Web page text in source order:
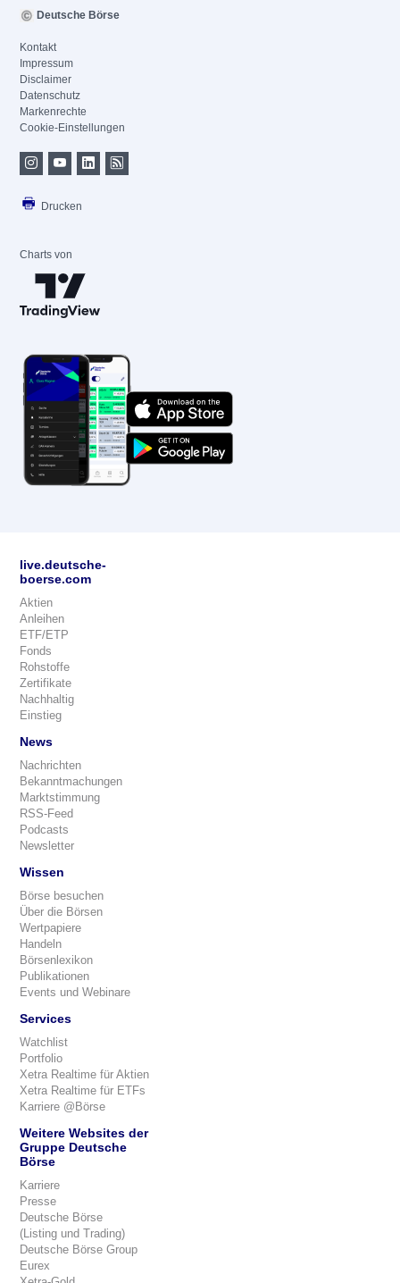
Deutsche Börse
Kontakt
Impressum
Disclaimer
Datenschutz
Markenrechte
Cookie-Einstellungen
Drucken
Charts von
live.deutsche-
boerse.com
Aktien
Anleihen
ETF/ETP
Fonds
Rohstoffe
Zertifikate
Nachhaltig
Einstieg
News
Nachrichten
Bekanntmachungen
Marktstimmung
RSS-Feed
Podcasts
Newsletter
Wissen
Börse besuchen
Über die Börsen
Wertpapiere
Handeln
Börsenlexikon
Publikationen
Events und Webinare
Services
Watchlist
Portfolio
Xetra Realtime für Aktien
Xetra Realtime für ETFs
Karriere @Börse
Weitere Websites der
Gruppe Deutsche
Börse
Karriere
Presse
Deutsche Börse
(Listing und Trading)
Deutsche Börse Group
Eurex